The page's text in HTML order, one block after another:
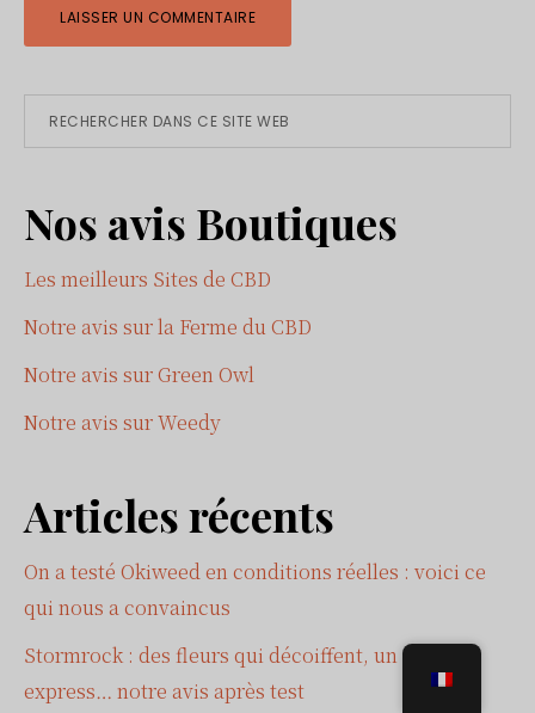
Barre
principale
Rechercher
dans
site
Nos avis Boutiques
Les meilleurs Sites de CBD
Notre avis sur la Ferme du CBD
Notre avis sur Green Owl
Notre avis sur Weedy
Articles récents
On a testé Okiweed en conditions réelles : voici ce
qui nous a convaincus
Stormrock : des fleurs qui décoiffent, un service
express… notre avis après test